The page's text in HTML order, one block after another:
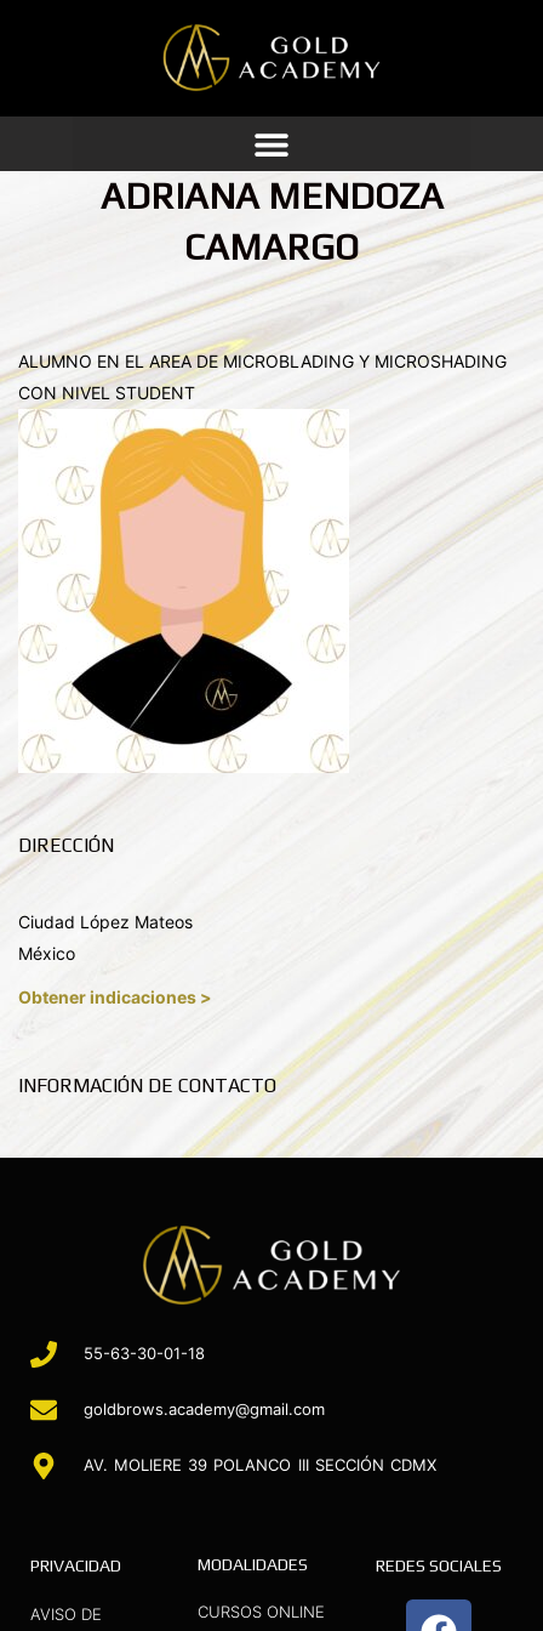
contenido
ADRIANA MENDOZA
CAMARGO
ALUMNO EN EL AREA DE MICROBLADING Y MICROSHADING
CON NIVEL STUDENT
DIRECCIÓN
Ciudad López Mateos
México
Obtener indicaciones >
INFORMACIÓN DE CONTACTO
55-63-30-01-18
goldbrows.academy@gmail.com
AV. MOLIERE 39 POLANCO III SECCIÓN CDMX
PRIVACIDAD
AVISO DE
MODALIDADES
CURSOS ONLINE
REDES SOCIALES
F
I
Y